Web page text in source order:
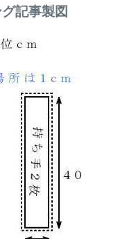
記事製図